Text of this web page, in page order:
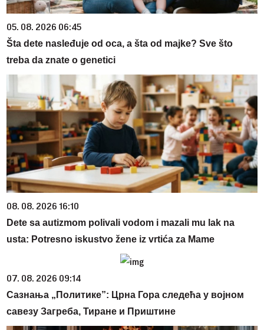
05. 08. 2026 06:45
Šta dete nasleđuje od oca, a šta od majke? Sve što
treba da znate o genetici
08. 08. 2026 16:10
Dete sa autizmom polivali vodom i mazali mu lak na
usta: Potresno iskustvo žene iz vrtića za Mame
07. 08. 2026 09:14
Сазнања „Политике”: Црна Гора следећа у војном
савезу Загреба, Тиране и Приштине